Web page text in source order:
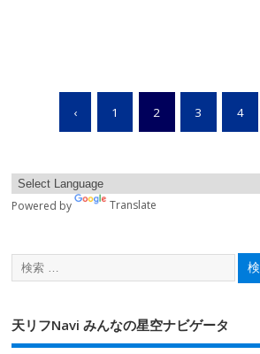
‹ 1 2 3 4
Powered by Translate
天リフNavi みんなの星空ナビゲータ